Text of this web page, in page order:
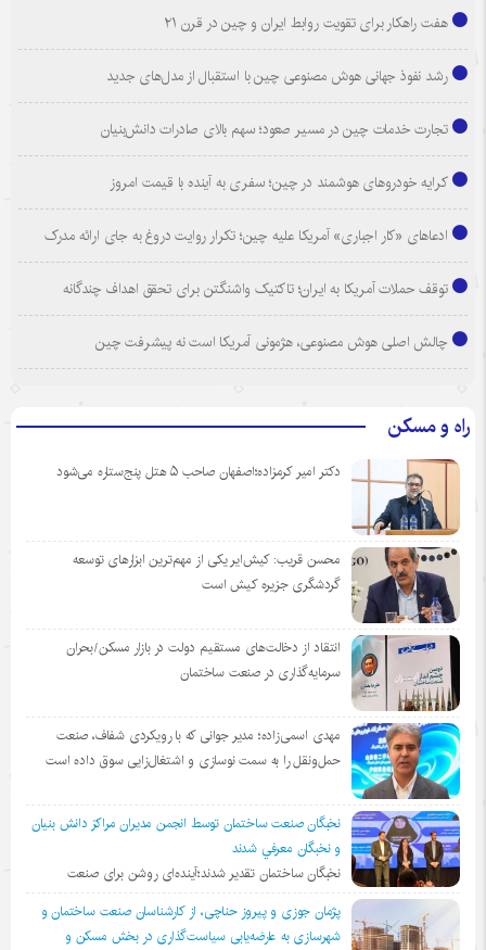
هفت راهکار برای تقویت روابط ایران و چین در قرن ۲۱
رشد نفوذ جهانی هوش مصنوعی چین با استقبال از مدل‌های جدید
تجارت خدمات چین در مسیر صعود؛ سهم بالای صادرات دانش‌بنیان
کرایه خودروهای هوشمند در چین؛ سفری به آینده با قیمت امروز
ادعاهای «کار اجباری» آمریکا علیه چین؛ تکرار روایت دروغ به جای ارائه مدرک
توقف حملات آمریکا به ایران؛ تاکتیک واشنگتن برای تحقق اهداف چندگانه
چالش اصلی هوش مصنوعی، هژمونی آمریکا است نه پیشرفت چین
راه و مسکن
دکتر امیر کرمزاده؛اصفهان صاحب ۵ هتل پنج‌ستاره می‌شود
محسن قریب: کیش‌ایر یکی از مهم‌ترین ابزارهای توسعه
گردشگری جزیره کیش است
انتقاد از دخالت‌های مستقیم دولت در بازار مسکن/بحران
سرمایه‌گذاری در صنعت ساختمان
مهدی اسمی‌زاده؛ مدیر جوانی که با رویکردی شفاف، صنعت
حمل‌ونقل را به سمت نوسازی و اشتغال‌زایی سوق داده است
نخبگان صنعت ساختمان توسط انجمن مديران مراكز دانش بنيان
و نخبگان معرفي شدند
نخبگان ساختمان تقدیر شدند؛آینده‌ای روشن برای صنعت
پژمان جوزی و پیروز حناچی، از کارشناسان صنعت ساختمان و
شهرسازی به عارضه‌یابی سیاست‌گذاری در بخش مسکن و